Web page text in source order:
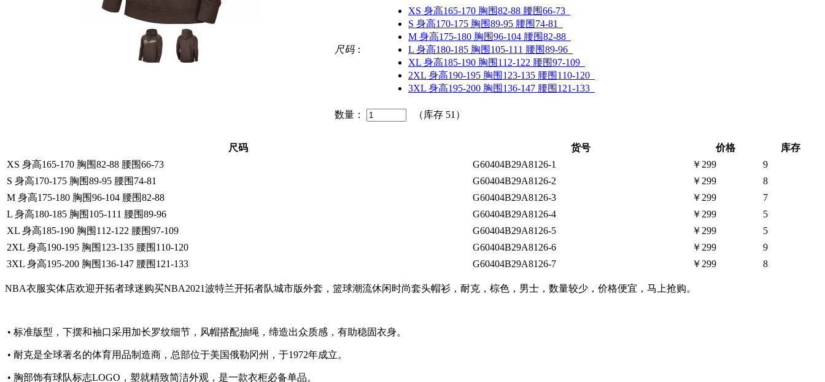
尺码：
XS 身高165-170 胸围82-88 腰围66-73
S 身高170-175 胸围89-95 腰围74-81
M 身高175-180 胸围96-104 腰围82-88
L 身高180-185 胸围105-111 腰围89-96
XL 身高185-190 胸围112-122 腰围97-109
2XL 身高190-195 胸围123-135 腰围110-120
3XL 身高195-200 胸围136-147 腰围121-133
数量： （库存 51 ）
尺码 货号 价格
库存
XS 身高165-170 胸围82-88 腰围66-73
G60404B29A8126-1 ￥299
9
S 身高170-175 胸围89-95 腰围74-81
G60404B29A8126-2 ￥299
8
M 身高175-180 胸围96-104 腰围82-88
G60404B29A8126-3 ￥299
7
L 身高180-185 胸围105-111 腰围89-96
G60404B29A8126-4 ￥299
5
XL 身高185-190 胸围112-122 腰围97-109
G60404B29A8126-5 ￥299
5
2XL 身高190-195 胸围123-135 腰围110-120
G60404B29A8126-6 ￥299
9
3XL 身高195-200 胸围136-147 腰围121-133
G60404B29A8126-7 ￥299 8
NBA衣服实体店欢迎开拓者球迷购买NBA2021波特兰开拓者队城市版外套，篮球潮流休闲时尚套头帽衫，耐克，棕色，男士，数量较少，价格便宜，马上抢购。
• 标准版型，下摆和袖口采用加长罗纹细节，风帽搭配抽绳，缔造出众质感，有助稳固衣身。
• 耐克是全球著名的体育用品制造商，总部位于美国俄勒冈州，于1972年成立。
• 胸部饰有球队标志LOGO，塑就精致简洁外观，是一款衣柜必备单品。